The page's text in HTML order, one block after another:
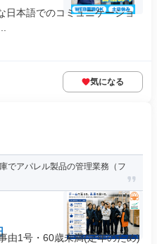
日本語でのコミュニケーショ
気になる
でアパレル製品の管理業務（フ
由1号・60歳未満(定年のため)